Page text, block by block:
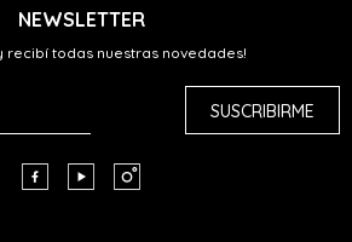
NEWSLETTER
recibí todas nuestras novedades!
SUSCRIBIRME
  